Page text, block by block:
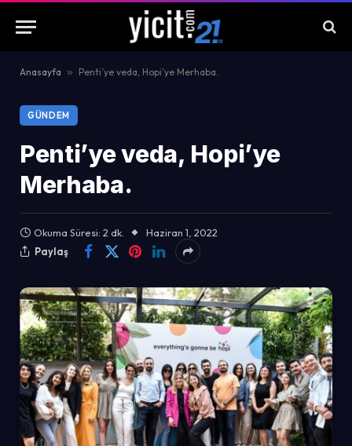
Anasayfa » Penti’ye veda, Hopi’ye Merhaba.
GÜNDEM
Penti’ye veda, Hopi’ye
Merhaba.
Okuma Süresi: 2 dk.
Haziran 1, 2022
Paylaş